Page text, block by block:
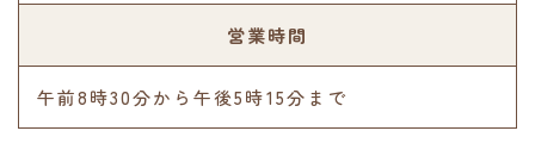
営業時間
午前8時30分から午後5時15分まで